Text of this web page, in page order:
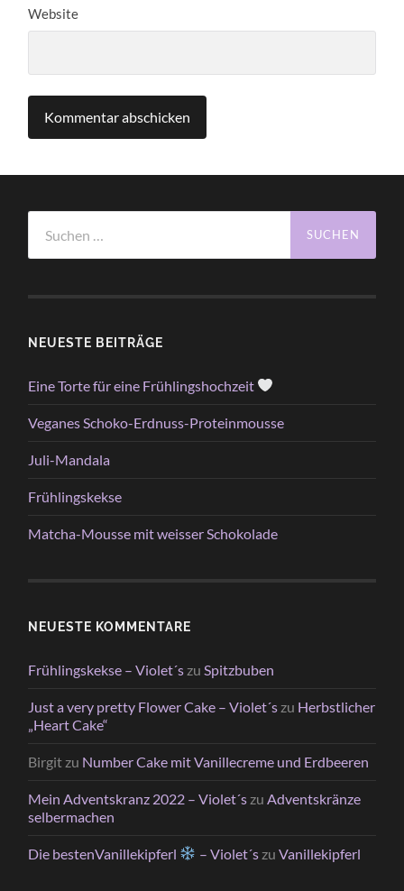
Website
nach:
NEUESTE BEITRÄGE
Eine Torte für eine Frühlingshochzeit
Veganes Schoko-Erdnuss-Proteinmousse
Juli-Mandala
Frühlingskekse
Matcha-Mousse mit weisser Schokolade
NEUESTE KOMMENTARE
Frühlingskekse – Violet´s zu Spitzbuben
Just a very pretty Flower Cake – Violet´s zu Herbstlicher
„Heart Cake“
Birgit zu Number Cake mit Vanillecreme und Erdbeeren
Mein Adventskranz 2022 – Violet´s zu Adventskränze
selbermachen
Die bestenVanillekipferl – Violet´szu Vanillekipferl